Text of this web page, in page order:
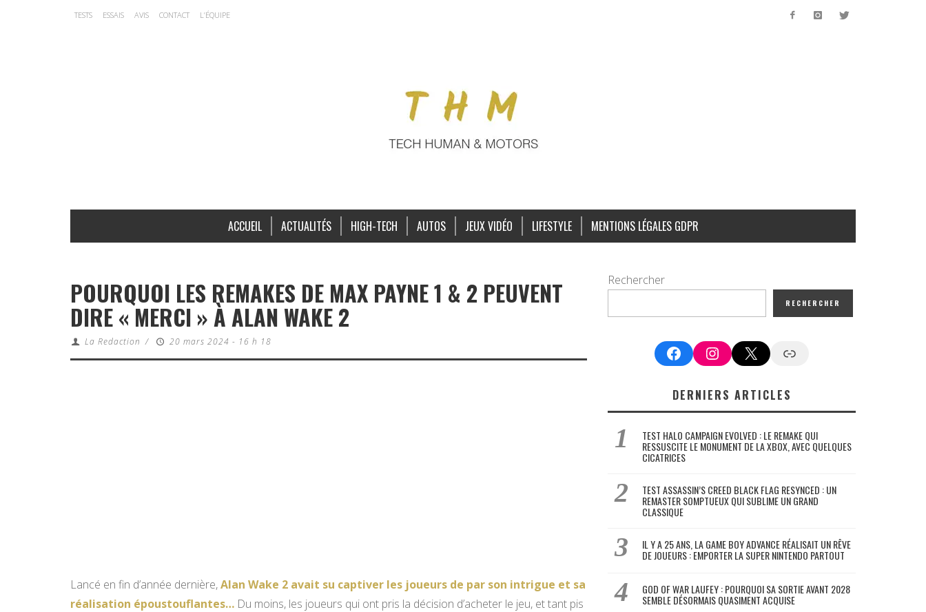
TESTS ESSAIS AVIS CONTACT L’ÉQUIPE
ACCUEIL ACTUALITÉS HIGH-TECH AUTOS JEUX VIDÉO LIFESTYLE MENTIONS LÉGALES GDPR
POURQUOI LES REMAKES DE MAX PAYNE 1 & 2 PEUVENT
DIRE « MERCI » À ALAN WAKE 2
La Redaction / 20 mars 2024 - 16 h 18
Lancé en fin d’année dernière,Alan Wake 2 avait su captiver les joueurs de par son intrigue et sa
réalisation époustouflantes… Du moins, les joueurs qui ont pris la décision d’acheter le jeu, et tant pis
Rechercher
RECHERCHER
FacebookInstagram
X Google News
DERNIERS ARTICLES
TEST HALO CAMPAIGN EVOLVED : LE REMAKE QUI
RESSUSCITE LE MONUMENT DE LA XBOX, AVEC QUELQUES
CICATRICES
TEST ASSASSIN’S CREED BLACK FLAG RESYNCED : UN
REMASTER SOMPTUEUX QUI SUBLIME UN GRAND
CLASSIQUE
IL Y A 25 ANS, LA GAME BOY ADVANCE RÉALISAIT UN RÊVE
DE JOUEURS : EMPORTER LA SUPER NINTENDO PARTOUT
GOD OF WAR LAUFEY : POURQUOI SA SORTIE AVANT 2028
SEMBLE DÉSORMAIS QUASIMENT ACQUISE